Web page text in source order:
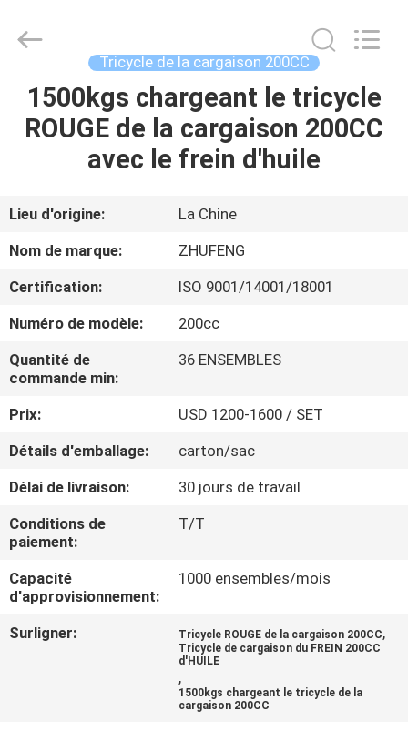
MAISON
PRODUITS
AU
SUJET
DE
VISITE
CONTRÔLE
DE
QUALITÉ
CONTACTEZ-
NOUS
Motorcycle
Reserved.
Tricycle de la cargaison 200CC
1500kgs chargeant le tricycle
ROUGE de la cargaison 200CC
avec le frein d'huile
Lieu d'origine:
La Chine
Nom de marque:
ZHUFENG
Certification:
ISO 9001/14001/18001
Numéro de modèle:
200cc
Quantité de
commande min:
36 ENSEMBLES
Prix:
USD 1200-1600 / SET
Détails d'emballage:
carton/sac
Délai de livraison:
30 jours de travail
Conditions de
paiement:
T/T
Capacité
d'approvisionnement:
1000 ensembles/mois
Surligner: Tricycle ROUGE de la cargaison 200CC,
Tricycle de cargaison du FREIN 200CC
d'HUILE
,
1500kgs chargeant le tricycle de la
cargaison 200CC